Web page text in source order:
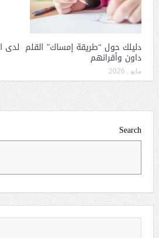
دليلك حول “طريقة إمساك” القلم لدى
داون وأقرانهم
مايو , 2026
Search